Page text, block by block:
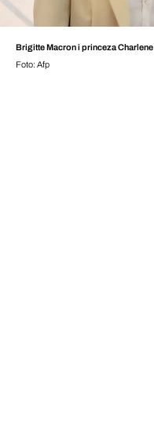
Brigitte Macron i princeza Charlene
Foto: Afp